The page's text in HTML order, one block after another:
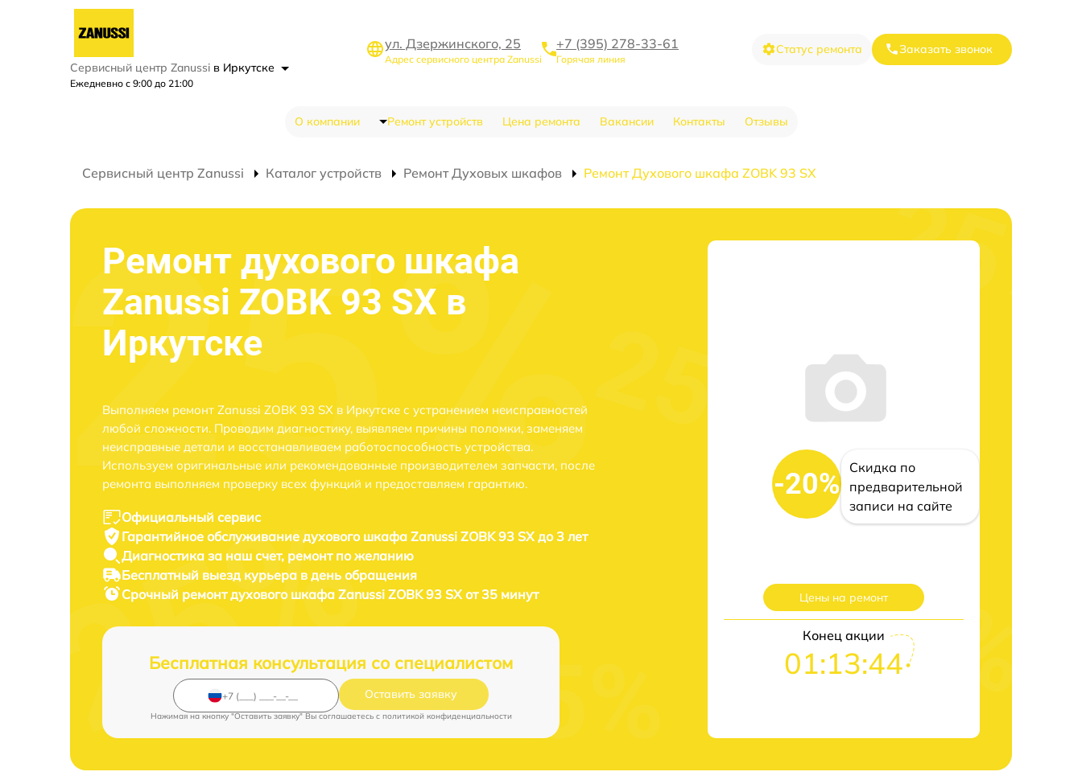
Сервисный центр Zanussi в Иркутске
Ежедневно с 9:00 до 21:00
ул. Дзержинского, 25
Адрес сервисного центра Zanussi
+7 (395) 278-33-61
Горячая линия
Статус ремонта Заказать звонок
О компании Ремонт устройств Цена ремонта Вакансии Контакты Отзывы
Сервисный центр Zanussi Каталог устройств Ремонт Духовых шкафов Ремонт Духового шкафа ZOBK 93 SX
Ремонт духового шкафа
Zanussi ZOBK 93 SX в
Иркутске
Выполняем ремонт Zanussi ZOBK 93 SX в Иркутске с устранением неисправностей
любой сложности. Проводим диагностику, выявляем причины поломки, заменяем
неисправные детали и восстанавливаем работоспособность устройства.
Используем оригинальные или рекомендованные производителем запчасти, после
ремонта выполняем проверку всех функций и предоставляем гарантию.
Официальный сервис
Гарантийное обслуживание духового шкафа Zanussi ZOBK 93 SX до 3 лет
Диагностика за наш счет, ремонт по желанию
Бесплатный выезд курьера в день обращения
Срочный ремонтдухового шкафа Zanussi ZOBK 93 SX от 35 минут
Бесплатная консультация со специалистом
Оставить заявку
Нажимая на кнопку "Оставить заявку" Вы соглашаетесь c политикой конфиденциальности
-20%
Скидка по
предварительной
записи на сайте
Цены на ремонт
Конец акции
01:13:43